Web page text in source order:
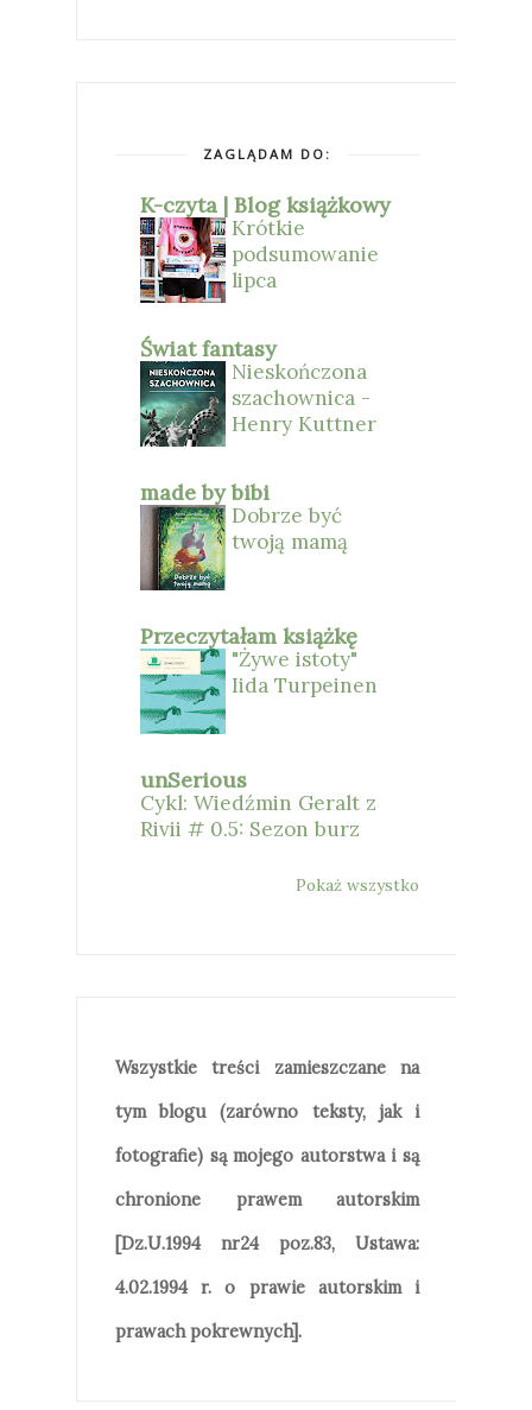
ZAGLĄDAM DO:
K-czyta | Blog książkowy
Krótkie
podsumowanie
lipca
Świat fantasy
Nieskończona
szachownica -
Henry Kuttner
made by bibi
Dobrze być
twoją mamą
Przeczytałam książkę
"Żywe istoty"
Iida Turpeinen
unSerious
Cykl: Wiedźmin Geralt z
Rivii # 0.5: Sezon burz
Pokaż wszystko
Wszystkie treści zamieszczane na
tym blogu (zarówno teksty, jak i
fotografie) są mojego autorstwa i są
chronione prawem autorskim
[Dz.U.1994 nr24 poz.83, Ustawa:
4.02.1994 r. o prawie autorskim i
prawach pokrewnych].